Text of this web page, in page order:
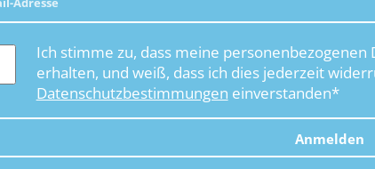
Ich stimme zu, dass meine
erhalten, und weiß, dass ich dies jederzeit
Datenschutzbestimmungen einverstanden*
Anmelden